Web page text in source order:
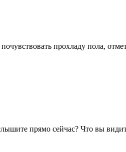
прохладу пола,
прямо сейчас? Что вы